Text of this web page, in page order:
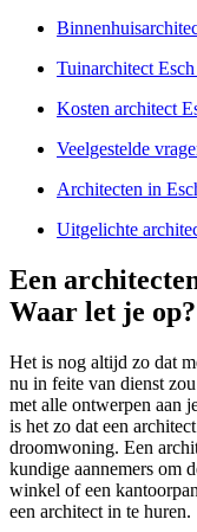
Tuinarchitect
Kosten architect
Veelgestelde
Architecten in
Uitgelichte
Een
Waar let je op?
Het is nog altijd zo dat
nu in feite van dienst
met alle ontwerpen aan
is het zo dat een
droomwoning. Een
kundige aannemers om
winkel of een
een architect in te huren.